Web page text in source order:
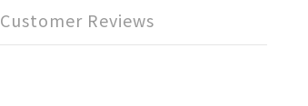
Customer Reviews